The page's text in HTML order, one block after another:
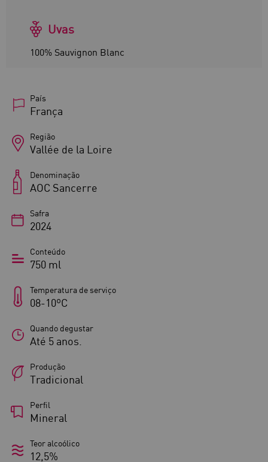
Uvas
100% Sauvignon Blanc
País
França
Região
Vallée de la Loire
Denominação
AOC Sancerre
Safra
2024
Conteúdo
750 ml
Temperatura de serviço
08-10ºC
Quando degustar
Até 5 anos.
Produção
Tradicional
Perfil
Mineral
Teor alcoólico
12,5%